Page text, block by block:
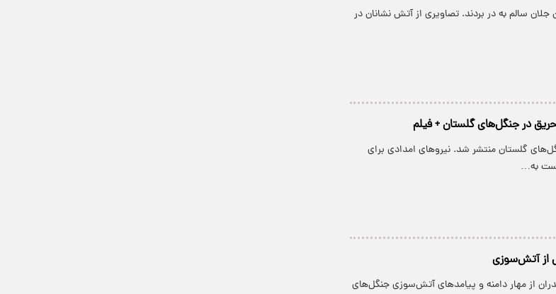
سالم به در بردند. تصاویری از آتش نشانان در
در جنگل‌های گلستان + فیلم
گلستان منتشر شد. نیروهای امدادی برای
به…
از آتش‌سوزی
از مهار دامنه و پیامدهای آتش‌سوزی جنگل‌های